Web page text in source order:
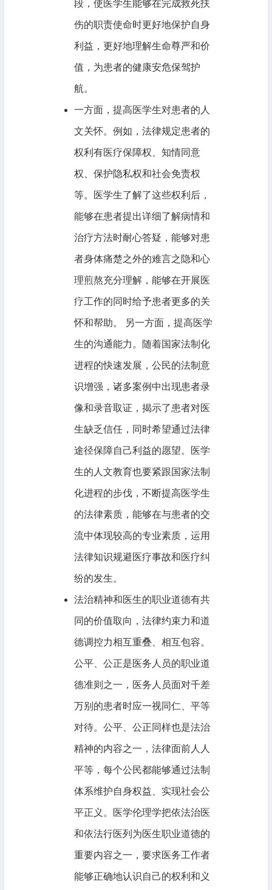
段，使医学生能够在完成救死扶
伤的职责使命时更好地保护自身
利益，更好地理解生命尊严和价
值，为患者的健康安危保驾护
航。
一方面，提高医学生对患者的人
文关怀。例如，法律规定患者的
权利有医疗保障权、知情同意
权、保护隐私权和社会免责权
等。医学生了解了这些权利后，
能够在患者提出详细了解病情和
治疗方法时耐心答疑，能够对患
者身体痛楚之外的难言之隐和心
理煎熬充分理解，能够在开展医
疗工作的同时给予患者更多的关
怀和帮助。 另一方面，提高医学
生的沟通能力。随着国家法制化
进程的快速发展，公民的法制意
识增强，诸多案例中出现患者录
像和录音取证，揭示了患者对医
生缺乏信任，同时希望通过法律
途径保障自己利益的愿望。医学
生的人文教育也要紧跟国家法制
化进程的步伐，不断提高医学生
的法律素质，能够在与患者的交
流中体现较高的专业素质，运用
法律知识规避医疗事故和医疗纠
纷的发生。
法治精神和医生的职业道德有共
同的价值取向，法律约束力和道
德调控力相互重叠、相互包容。
公平、公正是医务人员的职业道
德准则之一，医务人员面对千差
万别的患者时应一视同仁、平等
对待。公平、公正同样也是法治
精神的内容之一，法律面前人人
平等，每个公民都能够通过法制
体系维护自身权益、实现社会公
平正义。医学伦理学把依法治医
和依法行医列为医生职业道德的
重要内容之一，要求医务工作者
能够正确地认识自己的权利和义